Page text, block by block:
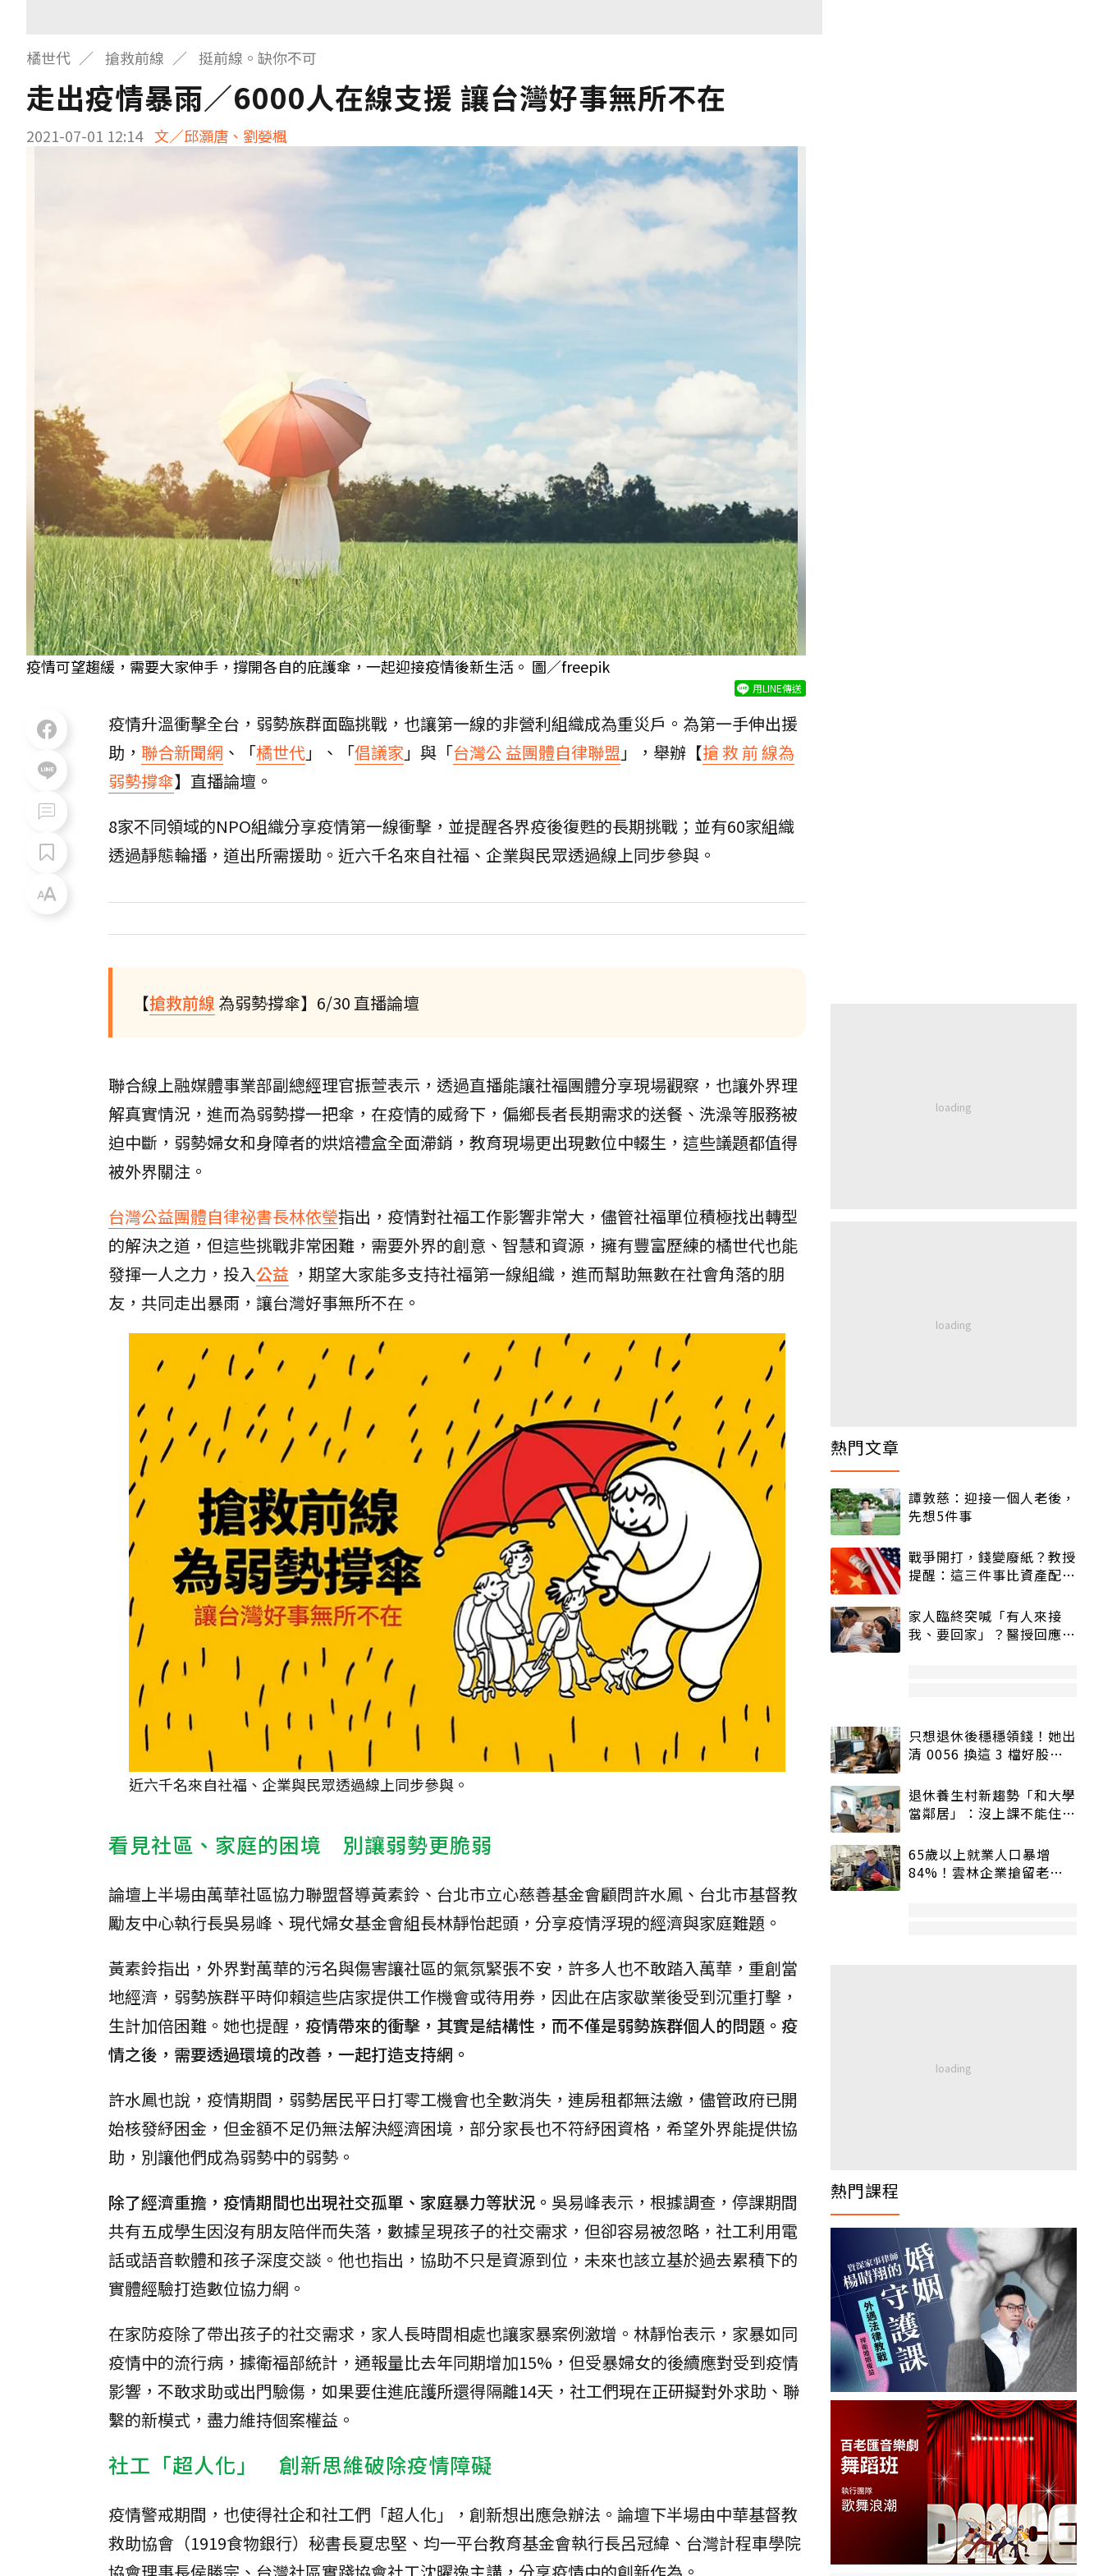
橘世代 搶救前線 挺前線。缺你不可
走出疫情暴雨／6000人在線支援 讓台灣好事無所不在
2021-07-01 12:14 文／邱灝唐、劉嫈楓
疫情可望趨緩，需要大家伸手，撐開各自的庇護傘，一起迎接疫情後新生活。 圖／freepik
用LINE傳送
疫情升溫衝擊全台，弱勢族群面臨挑戰，也讓第一線的非營利組織成為重災戶。為第一手伸出援
助， 聯合新聞網 、「橘世代」、「倡議家 」與「台灣公 益團體自律聯盟 」，舉辦【搶 救 前 線為
弱勢撐傘】直播論壇。
8家不同領域的NPO組織分享疫情第一線衝擊，並提醒各界疫後復甦的長期挑戰；並有60家組織
透過靜態輪播，道出所需援助。近六千名來自社福、企業與民眾透過線上同步參與。
【搶救前線 為弱勢撐傘】6/30 直播論壇
聯合線上融媒體事業部副總經理官振萱表示，透過直播能讓社福團體分享現場觀察，也讓外界理
解真實情況，進而為弱勢撐一把傘，在疫情的威脅下，偏鄉長者長期需求的送餐、洗澡等服務被
迫中斷，弱勢婦女和身障者的烘焙禮盒全面滯銷，教育現場更出現數位中輟生，這些議題都值得
被外界關注。
台灣公益團體自律祕書長林依瑩指出，疫情對社福工作影響非常大，儘管社福單位積極找出轉型
的解決之道，但這些挑戰非常困難，需要外界的創意、智慧和資源，擁有豐富歷練的橘世代也能
發揮一人之力，投入公益 ，期望大家能多支持社福第一線組織，進而幫助無數在社會角落的朋
友，共同走出暴雨，讓台灣好事無所不在。
近六千名來自社福、企業與民眾透過線上同步參與。
看見社區、家庭的困境 別讓弱勢更脆弱
論壇上半場由萬華社區協力聯盟督導黃素鈴、台北市立心慈善基金會顧問許水鳳、台北市基督教
勵友中心執行長吳易峰、現代婦女基金會組長林靜怡起頭，分享疫情浮現的經濟與家庭難題。
黃素鈴指出，外界對萬華的污名與傷害讓社區的氣氛緊張不安，許多人也不敢踏入萬華，重創當
地經濟，弱勢族群平時仰賴這些店家提供工作機會或待用券，因此在店家歇業後受到沉重打擊，
生計加倍困難。她也提醒， 疫情帶來的衝擊，其實是結構性，而不僅是弱勢族群個人的問題。疫
情之後，需要透過環境的改善，一起打造支持網。
許水鳳也說，疫情期間，弱勢居民平日打零工機會也全數消失，連房租都無法繳，儘管政府已開
始核發紓困金，但金額不足仍無法解決經濟困境，部分家長也不符紓困資格，希望外界能提供協
助，別讓他們成為弱勢中的弱勢。
除了經濟重擔，疫情期間也出現社交孤單、家庭暴力等狀況。 吳易峰表示，根據調查，停課期間
共有五成學生因沒有朋友陪伴而失落，數據呈現孩子的社交需求，但卻容易被忽略，社工利用電
話或語音軟體和孩子深度交談。他也指出，協助不只是資源到位，未來也該立基於過去累積下的
實體經驗打造數位協力網。
在家防疫除了帶出孩子的社交需求，家人長時間相處也讓家暴案例激增。林靜怡表示，家暴如同
疫情中的流行病，據衛福部統計，通報量比去年同期增加15%，但受暴婦女的後續應對受到疫情
影響，不敢求助或出門驗傷，如果要住進庇護所還得隔離14天，社工們現在正研擬對外求助、聯
繫的新模式，盡力維持個案權益。
社工「超人化」 創新思維破除疫情障礙
疫情警戒期間，也使得社企和社工們「超人化」，創新想出應急辦法。論壇下半場由中華基督教
救助協會（1919食物銀行）秘書長夏忠堅、均一平台教育基金會執行長呂冠緯、台灣計程車學院
協會理事長侯勝宗、台灣社區實踐協會社工沈曜逸主講，分享疫情中的創新作為。
熱門文章
譚敦慈：迎接一個人老後，
先想5件事
戰爭開打，錢變廢紙？教授
提醒：這三件事比資產配置
家人臨終突喊「有人來接
我、要回家」？醫授回應方
只想退休後穩穩領錢！她出
清 0056 換這 3 檔好股：
退休養生村新趨勢「和大學
當鄰居」：沒上課不能住、
65歲以上就業人口暴增
84%！雲林企業搶留老員
熱門課程